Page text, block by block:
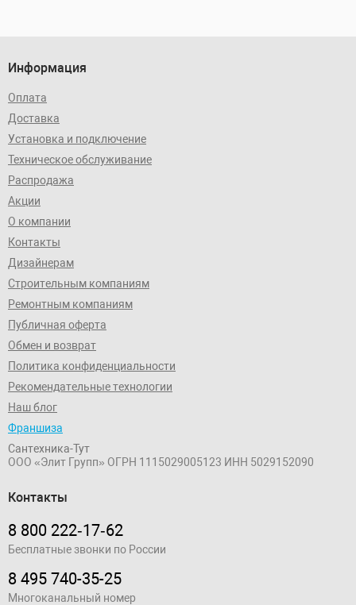
Информация
Оплата
Доставка
Установка и подключение
Техническое обслуживание
Распродажа
Акции
О компании
Контакты
Дизайнерам
Строительным компаниям
Ремонтным компаниям
Публичная оферта
Обмен и возврат
Политика конфиденциальности
Рекомендательные технологии
Наш блог
Франшиза
Сантехника-Тут
ООО «Элит Групп» ОГРН 1115029005123 ИНН 5029152090
Контакты
8 800 222‑17‑62
Бесплатные звонки по России
8 495 740-35-25
Многоканальный номер